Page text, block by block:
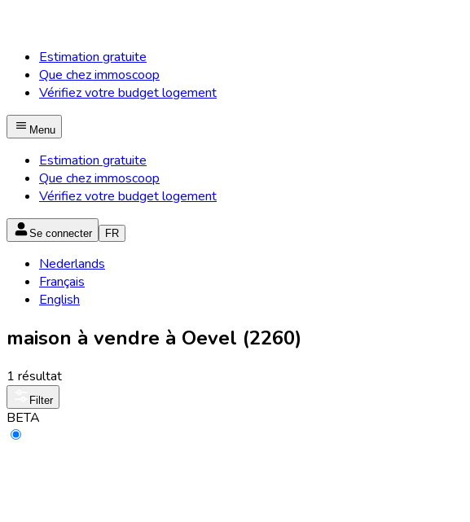
Estimation gratuite
Que chez immoscoop
Vérifiez votre budget logement
Menu
Estimation gratuite
Que chez immoscoop
Vérifiez votre budget logement
Se connecter FR
Nederlands
Français
English
maison à vendre à Oevel (2260)
1 résultat
Filter
BETA